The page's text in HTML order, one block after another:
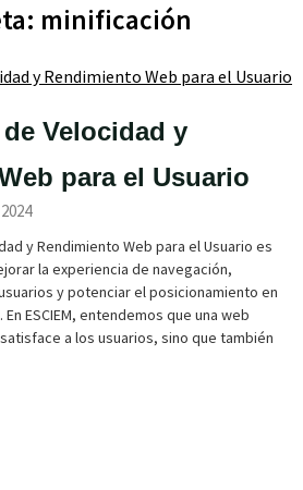
minificación
Velocidad y
para el Usuario
y Rendimiento Web para el Usuario es
la experiencia de navegación,
y potenciar el posicionamiento en
ESCIEM, entendemos que una web
a los usuarios, sino que también